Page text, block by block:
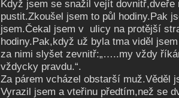
Když jsem se snažil vejít dovnitř,dveře
pustit.Zkoušel jsem to půl hodiny.Pak
jsem.Čekal jsem v ulicy na protější
hodiny.Pak,když už byla tma viděl
za nimi slyšet zevnitř:„…..my vždy
vždycky pravdu.“.
Za párem vcházel obstarší muž.Věděl
Vyrazil jsem a vteřinu předtím,než se